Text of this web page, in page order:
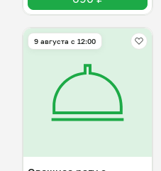
9 августа с 12:00